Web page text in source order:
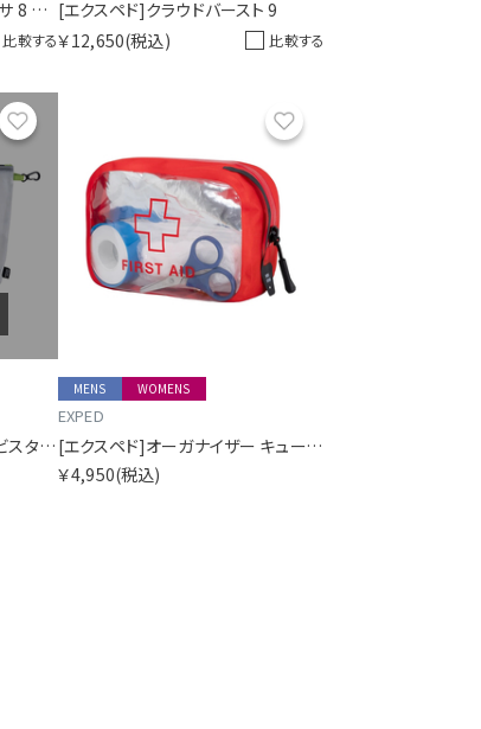
[エクスペド]ドライバッグバーサ 8 オリーブ
比較する
[エクスペド]クラウドバースト 9
￥12,650(税込) 比較する
[エクスペド]オーガナイザー ビスタ A5
MENS WOMENS
EXPED
[エクスペド]オーガナイザー キューブ ファーストエイド 1
￥4,950(税込)